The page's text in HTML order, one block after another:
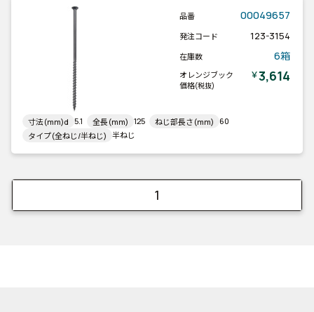
品番 00049657
発注コード 123-3154
在庫数 6箱
オレンジブック
価格(税抜)
￥3,614
寸法(mm)d 5.1 全長(mm) 125 ねじ部長さ(mm) 60
タイプ(全ねじ/半ねじ) 半ねじ
1